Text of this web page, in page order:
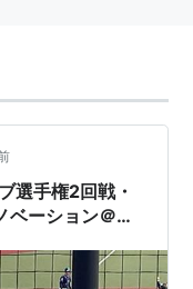
選手権2回戦・
ベーション＠